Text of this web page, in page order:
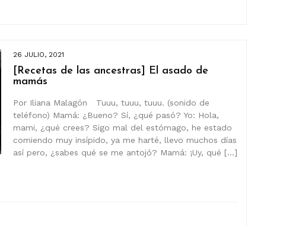
26 JULIO, 2021
[Recetas de las ancestras] El asado de
mamás
Por Iliana Malagón Tuuu, tuuu, tuuu. (sonido de
teléfono) Mamá: ¿Bueno? Sí, ¿qué pasó? Yo: Hola,
mami, ¿qué crees? Sigo mal del estómago, he estado
comiendo muy insípido, ya me harté, llevo muchos días
así pero, ¿sabes qué se me antojó? Mamá: ¡Uy, qué […]